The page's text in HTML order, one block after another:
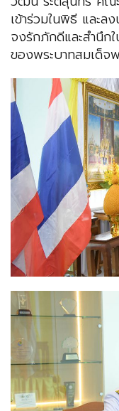
เข้าร่วมในพิธี และล
จงรักภักดีและสำนึก
ของพระบาทสมเด็จ